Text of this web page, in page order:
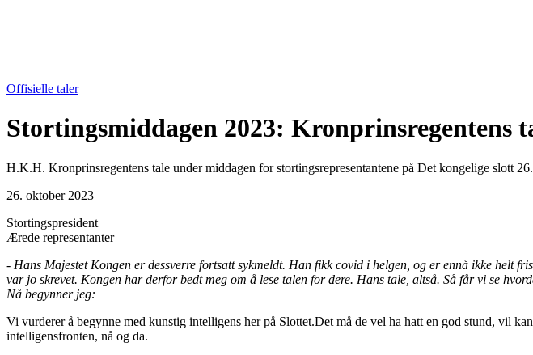
Offisielle taler
Stortingsmiddagen 2023: Kronprinsregentens
H.K.H. Kronprinsregentens tale under middagen for stortingsrepresentantene på Det kongelige slott
26. oktober 2023
Stortingspresident
Ærede representanter
- Hans Majestet Kongen er dessverre fortsatt sykmeldt. Han fikk covid i helgen, og er ennå ikke helt
var jo skrevet. Kongen har derfor bedt meg om å lese talen for dere. Hans tale, altså. Så får vi se
Nå begynner jeg:
Vi vurderer å begynne med kunstig intelligens her på Slottet.Det må de vel ha hatt en god stund, vil
intelligensfronten, nå og da.